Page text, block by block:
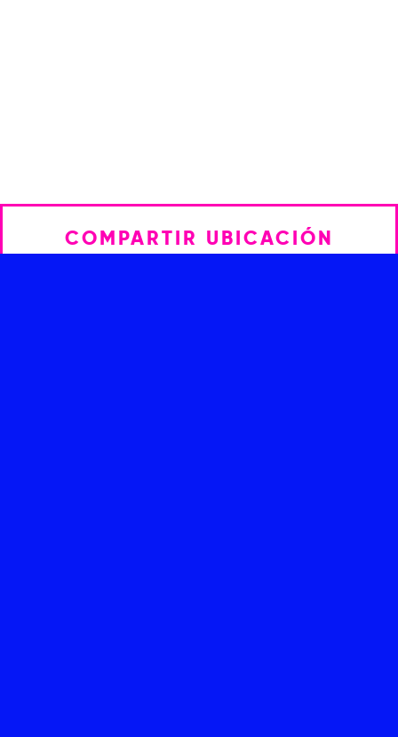
COMPARTIR UBICACIÓN